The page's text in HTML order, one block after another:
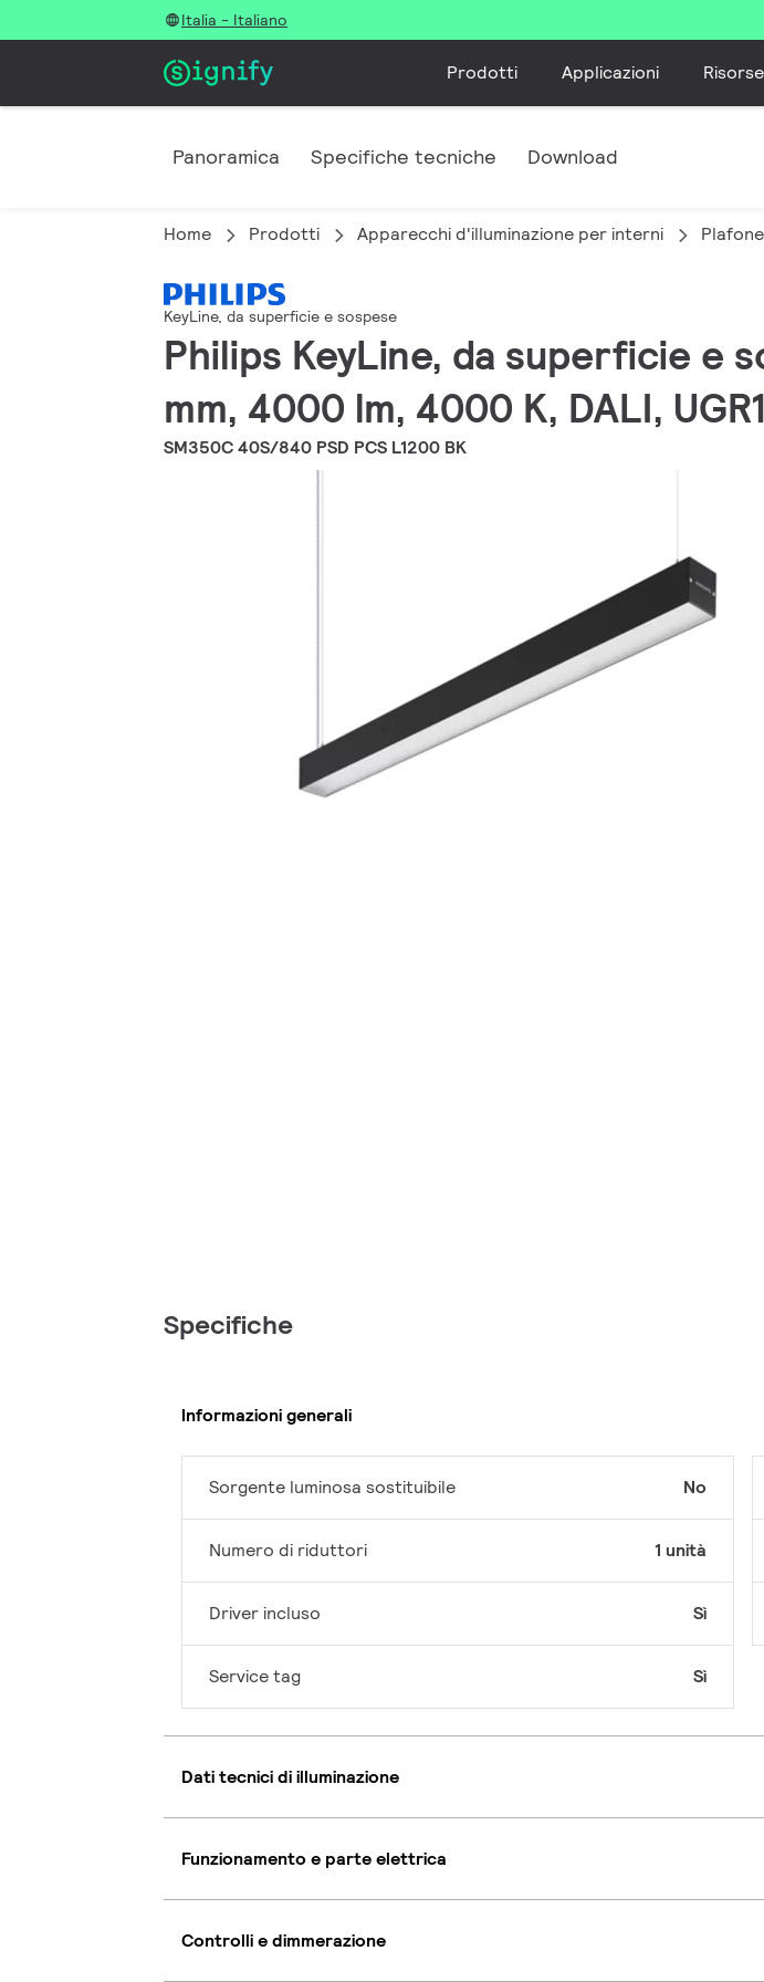
Italia - Italiano
Prodotti Applicazioni Risorse
Panoramica Specifiche tecniche Download
Home Prodotti Apparecchi d'illuminazione per interni Plafone
KeyLine, da superficie e sospese
Philips KeyLine, da superficie e
mm, 4000 lm, 4000 K, DALI,
SM350C 40S/840 PSD PCS L1200 BK
Specifiche
Informazioni generali
Sorgente luminosa sostituibile No
Numero di riduttori 1 unità
Driver incluso Sì
Service tag Sì
Dati tecnici di illuminazione
Funzionamento e parte elettrica
Controlli e dimmerazione